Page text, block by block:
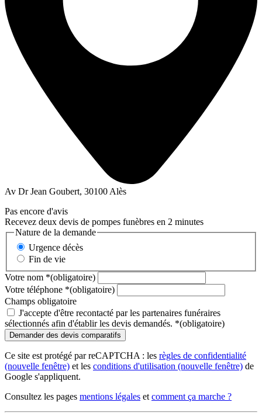
Av Dr Jean Goubert, 30100 Alès
Pas encore d'avis
Recevez deux devis de pompes funèbres en 2 minutes
Nature de la demande
Urgence décès
Fin de vie
Votre nom *(obligatoire)
Votre téléphone *(obligatoire)
Champs obligatoire
J'accepte d'être recontacté par les partenaires funéraires
sélectionnés afin d'établir les devis demandés. *(obligatoire)
Ce site est protégé par reCAPTCHA : les règles de confidentialité
(nouvelle fenêtre) et les conditions d'utilisation (nouvelle fenêtre) de
Google s'appliquent.
Consultez les pages mentions légales et comment ça marche ?